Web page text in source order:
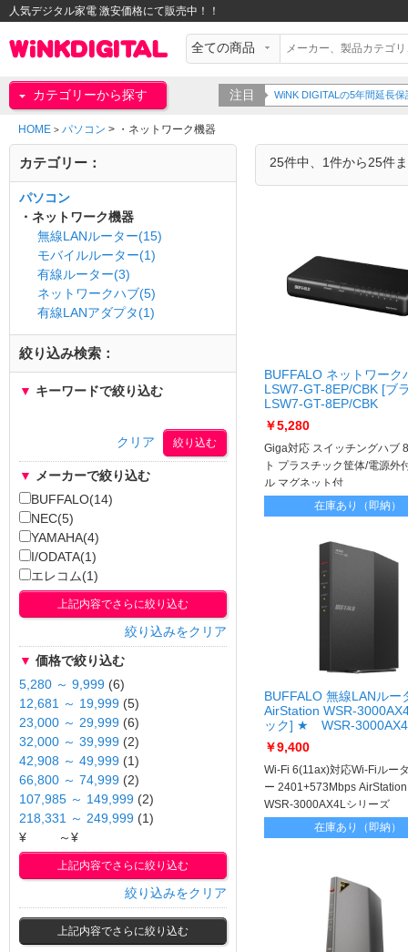
人気デジタル家電 激安価格にて販売中！！
カテゴリーから探す 注目 WiNK DIGITALの5年間延長
HOME > パソコン > ・ネットワーク機器
25件中、1件から25件
BUFFALO ネットワーク
LSW7-GT-8EP/CBK [ブ
LSW7-GT-8EP/CBK
￥5,280
Giga対応 スイッチングハブ
ト プラスチック筐体/電源外
ル マグネット付
在庫あり（即納）
BUFFALO 無線LANルー
AirStation WSR-
ック] ★ WSR-
￥9,400
Wi-Fi 6(11ax)対応Wi-Fiルー
ー 2401+573Mbps AirStation
WSR-3000AX4Lシリーズ
在庫あり（即納）
カテゴリー：
パソコン
・ネットワーク機器
無線LANルーター(15)
モバイルルーター(1)
有線ルーター(3)
ネットワークハブ(5)
有線LANアダプタ(1)
絞り込み検索：
▼ キーワードで絞り込む
クリア
▼ メーカーで絞り込む
BUFFALO(14)
NEC(5)
YAMAHA(4)
I/ODATA(1)
エレコム(1)
上記内容でさらに絞り込む
絞り込みをクリア
▼ 価格で絞り込む
5,280 ～ 9,999 (6)
12,681 ～ 19,999 (5)
23,000 ～ 29,999 (6)
32,000 ～ 39,999 (2)
42,908 ～ 49,999 (1)
66,800 ～ 74,999 (2)
107,985 ～ 149,999 (2)
218,331 ～ 249,999 (1)
¥
～¥
上記内容でさらに絞り込む
絞り込みをクリア
上記内容でさらに絞り込む